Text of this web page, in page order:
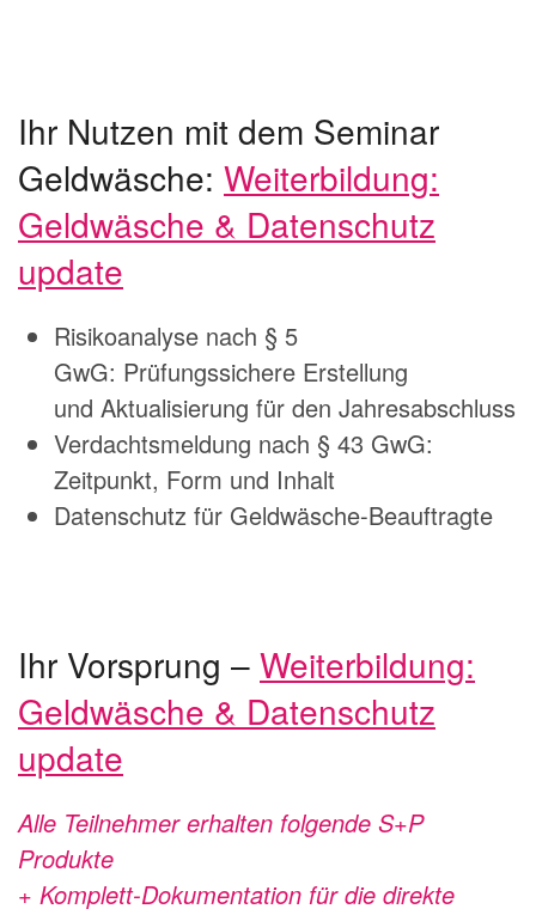
Ihr Nutzen mit dem Seminar
Geldwäsche: Weiterbildung:
Geldwäsche & Datenschutz
update
Risikoanalyse nach § 5
GwG: Prüfungssichere Erstellung
und Aktualisierung für den Jahresabschluss
Verdachtsmeldung nach § 43 GwG:
Zeitpunkt, Form und Inhalt
Datenschutz für Geldwäsche-Beauftragte
Ihr Vorsprung – Weiterbildung:
Geldwäsche & Datenschutz
update
Alle Teilnehmer erhalten folgende S+P
Produkte
+ Komplett-Dokumentation für die direkte